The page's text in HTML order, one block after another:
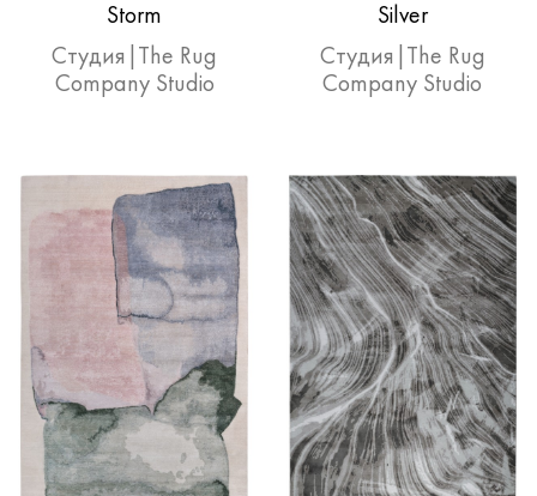
Storm
Студия|The Rug
Company Studio
Silver
Студия|The Rug
Company Studio